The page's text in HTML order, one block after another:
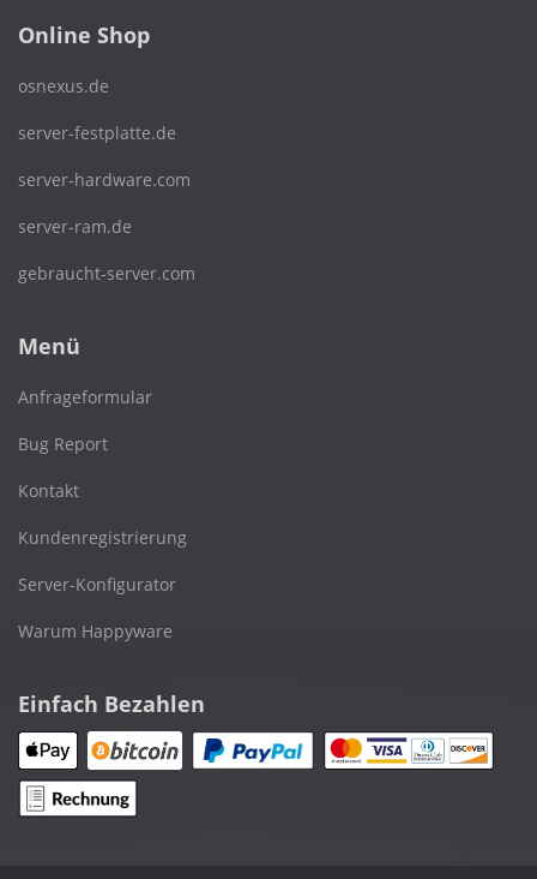
Online Shop
osnexus.de
server-festplatte.de
server-hardware.com
server-ram.de
gebraucht-server.com
Menü
Anfrageformular
Bug Report
Kontakt
Kundenregistrierung
Server-Konfigurator
Warum Happyware
Einfach Bezahlen